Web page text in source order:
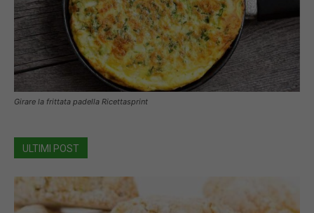
Girare la frittata padella Ricettasprint
ULTIMI POST